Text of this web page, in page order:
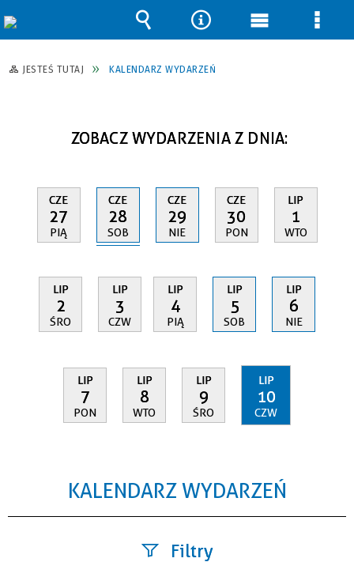
JESTEŚ TUTAJ KALENDARZ WYDARZEŃ
ZOBACZ WYDARZENIA Z DNIA:
CZE
27
PIĄ
CZE
28
SOB
CZE
29
NIE
CZE
30
PON
LIP
1
WTO
LIP
2
ŚRO
LIP
3
CZW
LIP
4
PIĄ
LIP
5
SOB
LIP
6
NIE
LIP
7
PON
LIP
8
WTO
LIP
9
ŚRO
LIP
10
CZW
KALENDARZ WYDARZEŃ
Filtry
Wyszukiwarka
Narzędzia
Menu Menu